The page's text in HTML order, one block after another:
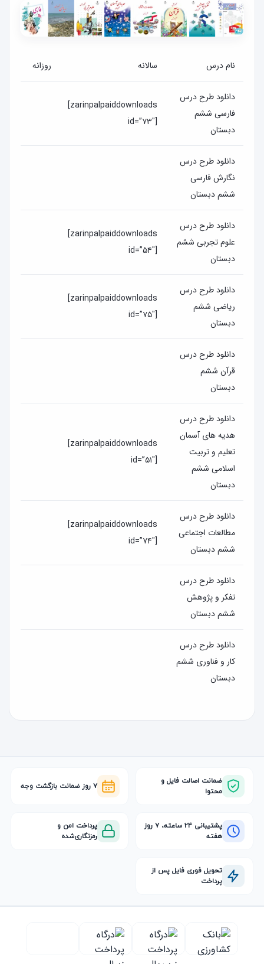
نام درس سالانه روزانه
دانلود طرح درس
فارسی ششم
دبستان
[zarinpalpaiddownloads
id=”۷۳″]
دانلود طرح درس
نگارش فارسی
ششم دبستان
دانلود طرح درس
علوم تجربی ششم
دبستان
[zarinpalpaiddownloads
id=”۵۴″]
دانلود طرح درس
ریاضی ششم
دبستان
[zarinpalpaiddownloads
id=”۷۵″]
دانلود طرح درس
قرآن ششم
دبستان
دانلود طرح درس
هدیه های آسمان
تعلیم و تربیت
اسلامی ششم
دبستان
[zarinpalpaiddownloads
id=”۵۱″]
دانلود طرح درس
مطالعات اجتماعی
ششم دبستان
[zarinpalpaiddownloads
id=”۷۴″]
دانلود طرح درس
تفکر و پژوهش
ششم دبستان
دانلود طرح درس
کار و فناوری ششم
دبستان
ضمانت اصالت فایل و
محتوا
۷ روز ضمانت بازگشت وجه
پشتیبانی ۲۴ ساعته، ۷ روز
هفته
پرداخت امن و
رمزنگاری‌شده
تحویل فوری فایل پس از
پرداخت